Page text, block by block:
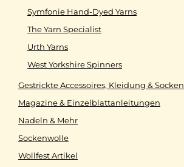
Symfonie Hand-Dyed Yarns
The Yarn Specialist
Urth Yarns
West Yorkshire Spinners
Gestrickte Accessoires, Kleidung & Socken
Magazine & Einzelblattanleitungen
Nadeln & Mehr
Sockenwolle
Wollfest Artikel